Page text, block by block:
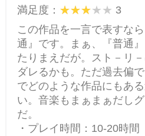
満足度：
3
この作品を一言で表すな
通』です。まぁ、『普通
たりまえだが。スト－リ
ダレるかも。ただ過去偏
でどのような作品にもあ
い。音楽もまぁまぁだし
だ。
・プレイ時間：10-20時間